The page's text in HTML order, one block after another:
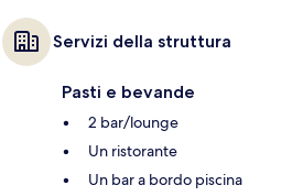
Servizi della struttura
Pasti e bevande
2 bar/lounge
Un ristorante
Un bar a bordo piscina